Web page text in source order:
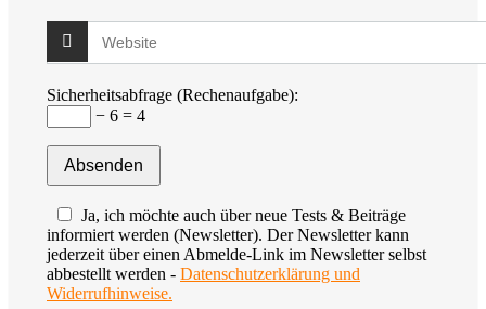
Sicherheitsabfrage (Rechenaufgabe):
− 6 = 4
Ja, ich möchte auch über neue Tests & Beiträge
informiert werden (Newsletter). Der Newsletter kann
jederzeit über einen Abmelde-Link im Newsletter selbst
abbestellt werden - Datenschutzerklärung und
Widerrufhinweise.